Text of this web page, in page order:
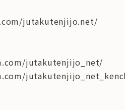
jutakutenjijo.net/
jutakutenjijo_net/